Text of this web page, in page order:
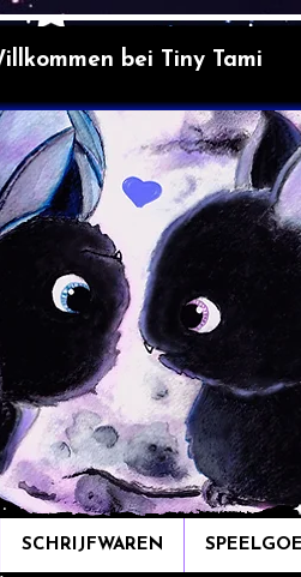
bei Tiny Tami
SCHRIJFWAREN